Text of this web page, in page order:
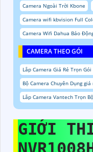
Camera Ngoài Trời Kbone
Camera wifi kbvision Full
Camera Wifi Dahua Báo
CAMERA THEO GÓI
Lắp Camera Giá Rẻ Trọn
Bộ Camera Chuyên Dụng giá
Lắp Camera Vantech Trọn Bộ
GIỚI